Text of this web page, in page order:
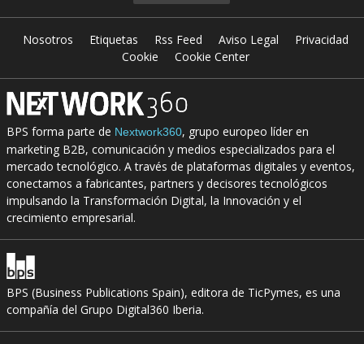
Nosotros Etiquetas Rss Feed Aviso Legal
Privacidad
Cookie
Cookie Center
BPS forma parte de Nextwork360, grupo europeo líder en
marketing B2B, comunicación y medios especializados para el
mercado tecnológico. A través de plataformas digitales y eventos,
conectamos a fabricantes, partners y decisores tecnológicos
impulsando la Transformación Digital, la Innovación y el
crecimiento empresarial.
BPS (Business Publications Spain), editora de TicPymes, es una
compañía del Grupo Digital360 Iberia.